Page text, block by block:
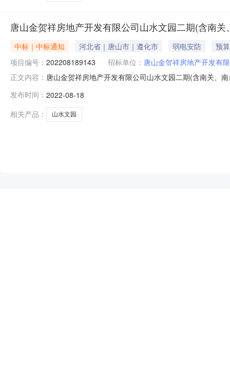
唐山金贺祥房地产开发有限公司山水文园二期(含南
中标｜中标通知 河北省｜唐山市｜遵化市 弱电安防
预
项目编号： 202208189143 招标单位： 唐山金贺祥房地产开发有
正文内容： 唐山金贺祥房地产开发有限公司山水文园二期(含南关、
目名称：唐山金贺祥房地产开发有限公司山水文园二期(
发布时间： 2022-08-18
相关产品：
山水文园